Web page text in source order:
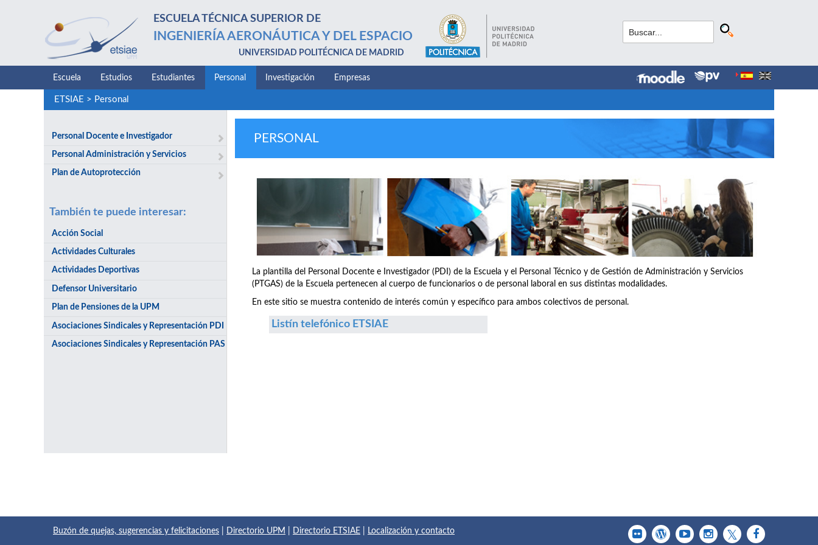
ESCUELA TÉCNICA SUPERIOR DE
INGENIERÍA AERONÁUTICA Y DEL ESPACIO
UNIVERSIDAD POLITÉCNICA DE MADRID
Escuela Estudios Estudiantes Personal Investigación Empresas
ETSIAE > Personal
Personal Docente e Investigador
Personal Administración y Servicios
Plan de Autoprotección
También te puede interesar:
Acción Social
Actividades Culturales
Actividades Deportivas
Defensor Universitario
Plan de Pensiones de la UPM
Asociaciones Sindicales y Representación PDI
Asociaciones Sindicales y Representación PAS
PERSONAL
La plantilla del Personal Docente e Investigador (PDI) de la Escuela y el Personal Técnico y de Gestión de Administración y Servicios
(PTGAS) de la Escuela pertenecen al cuerpo de funcionarios o de personal laboral en sus distintas modalidades.
En este sitio se muestra contenido de interés común y específico para ambos colectivos de personal.
Listín telefónico ETSIAE
Buzón de quejas, sugerencias y felicitaciones Directorio UPM Directorio ETSIAE Localización y contacto